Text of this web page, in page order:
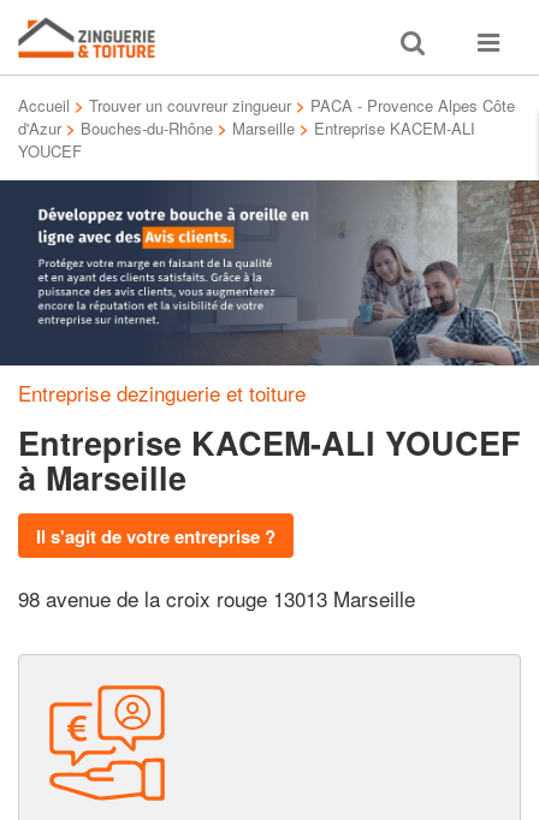
Toggle
search
Toggle
Accueil > Trouver un couvreur zingueur > PACA - Provence Alpes Côte
d'Azur > Bouches-du-Rhône > Marseille > Entreprise KACEM-ALI
YOUCEF
Entreprise dezinguerie et toiture
Entreprise KACEM-ALI YOUCEF
à Marseille
Il s'agit de votre entreprise ?
98 avenue de la croix rouge 13013 Marseille